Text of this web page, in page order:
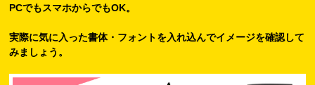
PCでもスマホからでもOK。
実際に気に入った書体・フォントを入れ込んでイメージを確認して
みましょう。